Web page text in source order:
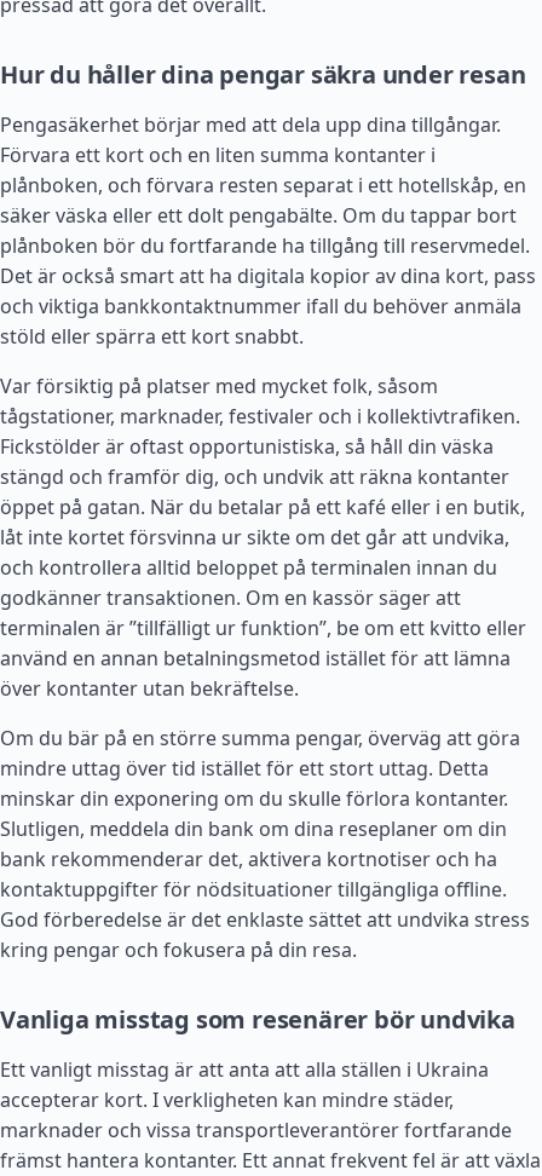
Hur du håller dina pengar säkra under resan
Pengasäkerhet börjar med att dela upp dina tillgångar.
Förvara ett kort och en liten summa kontanter i
plånboken, och förvara resten separat i ett hotellskåp, en
säker väska eller ett dolt pengabälte. Om du tappar bort
plånboken bör du fortfarande ha tillgång till reservmedel.
Det är också smart att ha digitala kopior av dina kort, pass
och viktiga bankkontaktnummer ifall du behöver anmäla
stöld eller spärra ett kort snabbt.
Var försiktig på platser med mycket folk, såsom
tågstationer, marknader, festivaler och i kollektivtrafiken.
Fickstölder är oftast opportunistiska, så håll din väska
stängd och framför dig, och undvik att räkna kontanter
öppet på gatan. När du betalar på ett kafé eller i en butik,
låt inte kortet försvinna ur sikte om det går att undvika,
och kontrollera alltid beloppet på terminalen innan du
godkänner transaktionen. Om en kassör säger att
terminalen är ”tillfälligt ur funktion”, be om ett kvitto eller
använd en annan betalningsmetod istället för att lämna
över kontanter utan bekräftelse.
Om du bär på en större summa pengar, överväg att göra
mindre uttag över tid istället för ett stort uttag. Detta
minskar din exponering om du skulle förlora kontanter.
Slutligen, meddela din bank om dina reseplaner om din
bank rekommenderar det, aktivera kortnotiser och ha
kontaktuppgifter för nödsituationer tillgängliga offline.
God förberedelse är det enklaste sättet att undvika stress
kring pengar och fokusera på din resa.
Vanliga misstag som resenärer bör undvika
Ett vanligt misstag är att anta att alla ställen i Ukraina
accepterar kort. I verkligheten kan mindre städer,
marknader och vissa transportleverantörer fortfarande
främst hantera kontanter. Ett annat frekvent fel är att växla